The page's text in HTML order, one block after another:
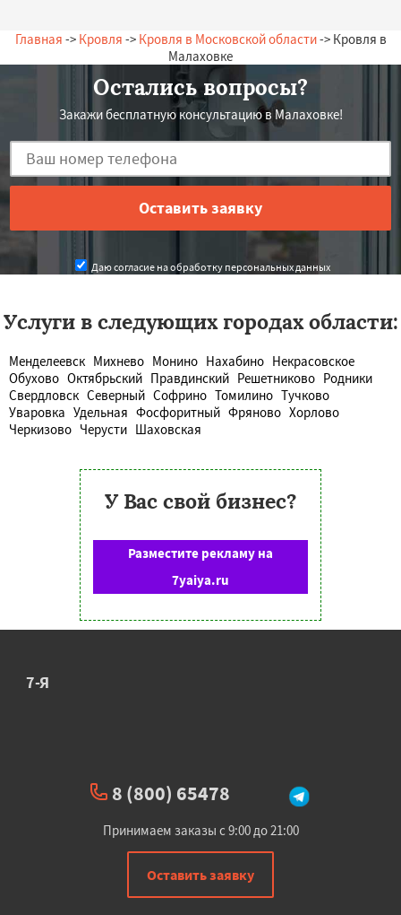
Главная -> Кровля -> Кровля в Московской области-> Кровля в
Малаховке
Остались вопросы?
Закажи бесплатную консультацию в Малаховке!
Даю согласие на обработку персональных данных
Услуги в следующих городах области:
Менделеевск Михнево Монино Нахабино Некрасовское
Обухово Октябрьский Правдинский Решетниково Родники
Свердловск Северный Софрино Томилино Тучково
Уваровка Удельная Фосфоритный Фряново Хорлово
Черкизово Черусти Шаховская
У Вас свой бизнес?
Разместите рекламу на
7yaiya.ru
7-Я
8 (800) 65478
Принимаем заказы с 9:00 до 21:00
Оставить заявку